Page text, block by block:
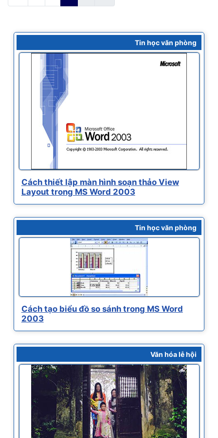
Tin học văn phòng
Cách thiết lập màn hình soạn thảo View
Layout trong MS Word 2003
Tin học văn phòng
Cách tạo biểu đồ so sánh trong MS Word
2003
Văn hóa lễ hội